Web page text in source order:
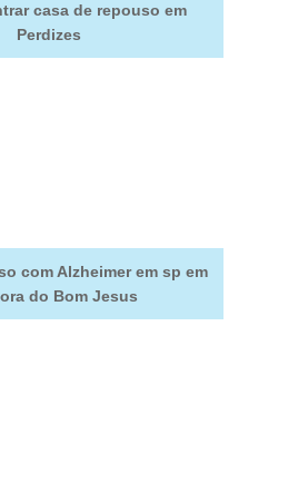
casa de repouso em
Perdizes
com Alzheimer em sp em
do Bom Jesus